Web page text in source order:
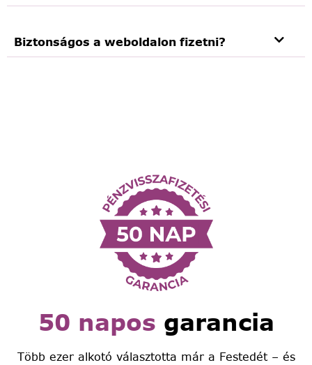
Biztonságos a weboldalon fizetni?
50 napos garancia
Több ezer alkotó választotta már a Festedét – és